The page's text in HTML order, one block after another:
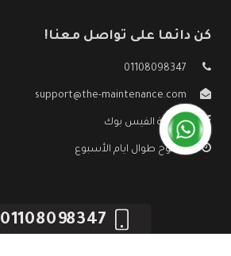
كن دائما على تواصل معنا!
01108098347
support@the-maintenance.com
صفحة الفيس بوك
مفتوح طوال ايام الأسبوع
01108098347